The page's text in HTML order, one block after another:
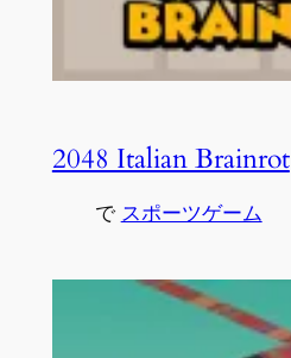
2048 Italian Brainrot
で スポーツゲーム